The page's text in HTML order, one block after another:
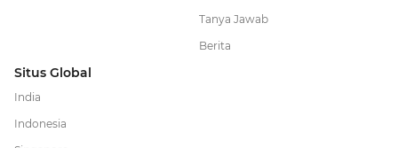
Tanya Jawab
Berita
Situs Global
India
Indonesia